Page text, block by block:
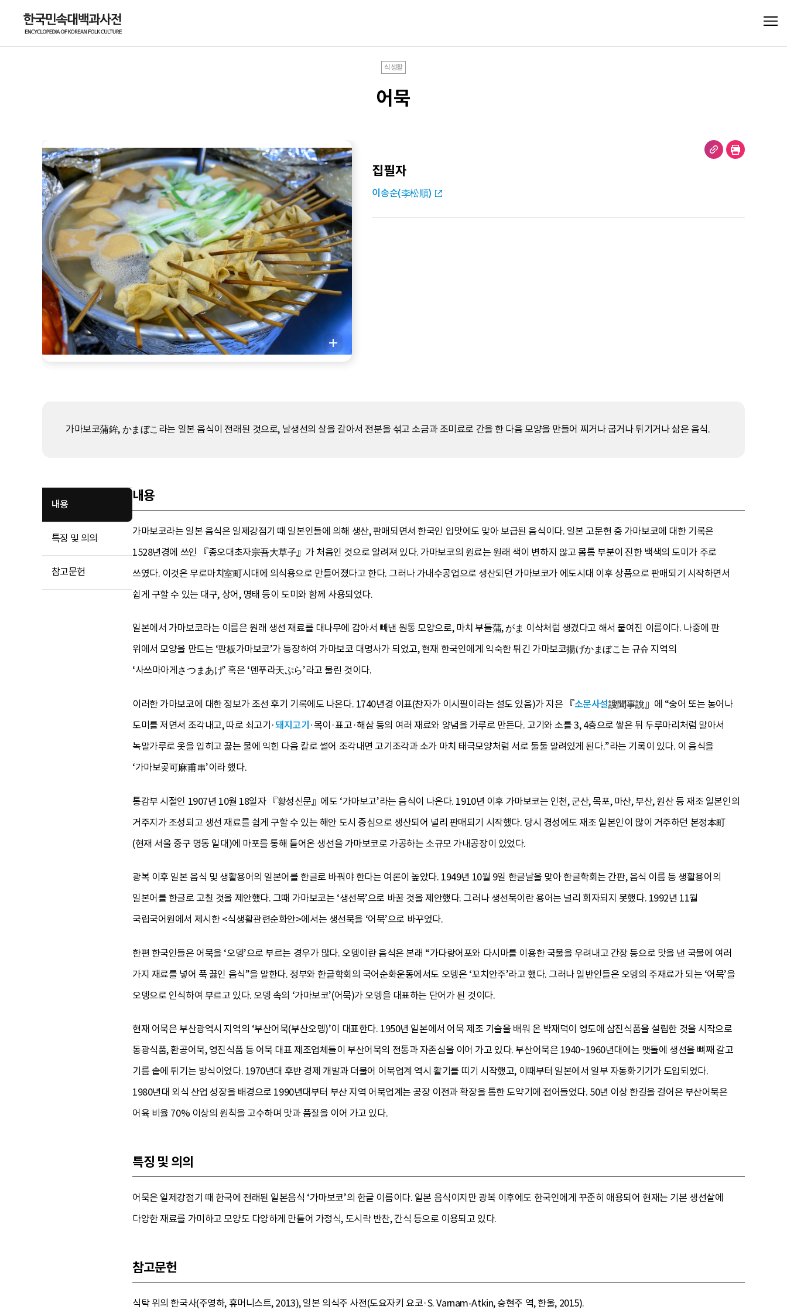
식생활
어묵
집필자
이송순(李松順)
가마보코蒲鉾, かまぼこ라는 일본 음식이 전래된 것으로, 날생선의 살을 갈아서 전분을 섞고 소금과 조미료로 간을 한 다음 모양을 만들어 찌거나 굽거나 튀기거나 삶은 음식.
내용
특징 및 의의
참고문헌
내용
가마보코라는 일본 음식은 일제강점기 때 일본인들에 의해 생산, 판매되면서 한국인 입맛에도 맞아 보급된 음식이다. 일본 고문헌 중 가마보코에 대한 기록은
1528년경에 쓰인 『종오대초자宗吾大草子』가 처음인 것으로 알려져 있다. 가마보코의 원료는 원래 색이 변하지 않고 몸통 부분이 진한 백색의 도미가 주로
쓰였다. 이것은 무로마치室町시대에 의식용으로 만들어졌다고 한다. 그러나 가내수공업으로 생산되던 가마보코가 에도시대 이후 상품으로 판매되기 시작하면서
쉽게 구할 수 있는 대구, 상어, 명태 등이 도미와 함께 사용되었다.
일본에서 가마보코라는 이름은 원래 생선 재료를 대나무에 감아서 빼낸 원통 모양으로, 마치 부들蒲, がま 이삭처럼 생겼다고 해서 붙여진 이름이다. 나중에 판
위에서 모양을 만드는 ‘판板가마보코’가 등장하여 가마보코 대명사가 되었고, 현재 한국인에게 익숙한 튀긴 가마보코揚げかまぼこ는 규슈 지역의
‘사쓰마아게さつまあげ’ 혹은 ‘덴푸라天ぷら’라고 불린 것이다.
이러한 가마보코에 대한 정보가 조선 후기 기록에도 나온다. 1740년경 이표(찬자가 이시필이라는 설도 있음)가 지은 『소문사설謏聞事說』에 “숭어 또는 농어나
도미를 저면서 조각내고, 따로 쇠고기·돼지고기 ·목이·표고·해삼 등의 여러 재료와 양념을 가루로 만든다. 고기와 소를 3, 4층으로 쌓은 뒤 두루마리처럼 말아서
녹말가루로 옷을 입히고 끓는 물에 익힌 다음 칼로 썰어 조각내면 고기조각과 소가 마치 태극모양처럼 서로 둘둘 말려있게 된다.”라는 기록이 있다. 이 음식을
‘가마보곶可麻甫串’이라 했다.
통감부 시절인 1907년 10월 18일자 『황성신문』에도 ‘가마보고’라는 음식이 나온다. 1910년 이후 가마보코는 인천, 군산, 목포, 마산, 부산, 원산 등 재조 일본인의
거주지가 조성되고 생선 재료를 쉽게 구할 수 있는 해안 도시 중심으로 생산되어 널리 판매되기 시작했다. 당시 경성에도 재조 일본인이 많이 거주하던 본정本町
(현재 서울 중구 명동 일대)에 마포를 통해 들어온 생선을 가마보코로 가공하는 소규모 가내공장이 있었다.
광복 이후 일본 음식 및 생활용어의 일본어를 한글로 바꿔야 한다는 여론이 높았다. 1949년 10월 9일 한글날을 맞아 한글학회는 간판, 음식 이름 등 생활용어의
일본어를 한글로 고칠 것을 제안했다. 그때 가마보코는 ‘생선묵’으로 바꿀 것을 제안했다. 그러나 생선묵이란 용어는 널리 회자되지 못했다. 1992년 11월
국립국어원에서 제시한 <식생활관련순화안>에서는 생선묵을 ‘어묵’으로 바꾸었다.
한편 한국인들은 어묵을 ‘오뎅’으로 부르는 경우가 많다. 오뎅이란 음식은 본래 “가다랑어포와 다시마를 이용한 국물을 우려내고 간장 등으로 맛을 낸 국물에 여러
가지 재료를 넣어 푹 끓인 음식”을 말한다. 정부와 한글학회의 국어순화운동에서도 오뎅은 ‘꼬치안주’라고 했다. 그러나 일반인들은 오뎅의 주재료가 되는 ‘어묵’을
오뎅으로 인식하여 부르고 있다. 오뎅 속의 ‘가마보코’(어묵)가 오뎅을 대표하는 단어가 된 것이다.
현재 어묵은 부산광역시 지역의 ‘부산어묵(부산오뎅)’이 대표한다. 1950년 일본에서 어묵 제조 기술을 배워 온 박재덕이 영도에 삼진식품을 설립한 것을 시작으로
동광식품, 환공어묵, 영진식품 등 어묵 대표 제조업체들이 부산어묵의 전통과 자존심을 이어 가고 있다. 부산어묵은 1940~1960년대에는 맷돌에 생선을 뼈째 갈고
기름 솥에 튀기는 방식이었다. 1970년대 후반 경제 개발과 더불어 어묵업계 역시 활기를 띠기 시작했고, 이때부터 일본에서 일부 자동화기기가 도입되었다.
1980년대 외식 산업 성장을 배경으로 1990년대부터 부산 지역 어묵업계는 공장 이전과 확장을 통한 도약기에 접어들었다. 50년 이상 한길을 걸어온 부산어묵은
어육 비율 70% 이상의 원칙을 고수하며 맛과 품질을 이어 가고 있다.
특징 및 의의
어묵은 일제강점기 때 한국에 전래된 일본음식 ‘가마보코’의 한글 이름이다. 일본 음식이지만 광복 이후에도 한국인에게 꾸준히 애용되어 현재는 기본 생선살에
다양한 재료를 가미하고 모양도 다양하게 만들어 가정식, 도시락 반찬, 간식 등으로 이용되고 있다.
참고문헌
식탁 위의 한국사(주영하, 휴머니스트, 2013), 일본 의식주 사전(도요자키 요코·S. Varnam-Atkin, 승현주 역, 한울, 2015).